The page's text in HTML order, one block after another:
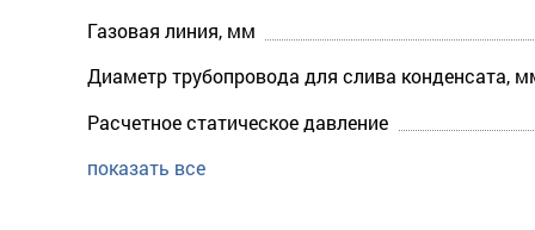
Газовая линия, мм
Диаметр трубопровода для слива конденсата,
Расчетное статическое давление
показать все